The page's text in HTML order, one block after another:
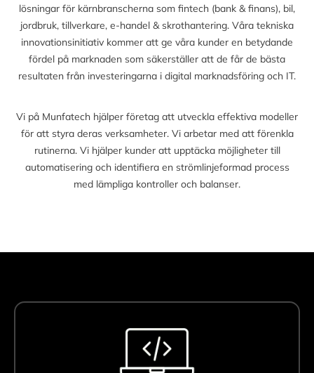
lösningar för kärnbranscherna som fintech (bank & finans), bil,
jordbruk, tillverkare, e-handel & skrothantering. Våra tekniska
innovationsinitiativ kommer att ge våra kunder en betydande
fördel på marknaden som säkerställer att de får de bästa
resultaten från investeringarna i digital marknadsföring och IT.
Vi på Munfatech hjälper företag att utveckla effektiva modeller
för att styra deras verksamheter. Vi arbetar med att förenkla
rutinerna. Vi hjälper kunder att upptäcka möjligheter till
automatisering och identifiera en strömlinjeformad process
med lämpliga kontroller och balanser.